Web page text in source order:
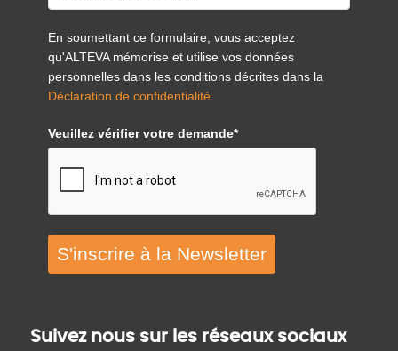
En soumettant ce formulaire, vous acceptez
qu'ALTEVA mémorise et utilise vos données
personnelles dans les conditions décrites dans la
Déclaration de confidentialité
Veuillez vérifier votre demande*
S'inscrire à la Newsletter
Suivez nous sur les réseaux sociaux